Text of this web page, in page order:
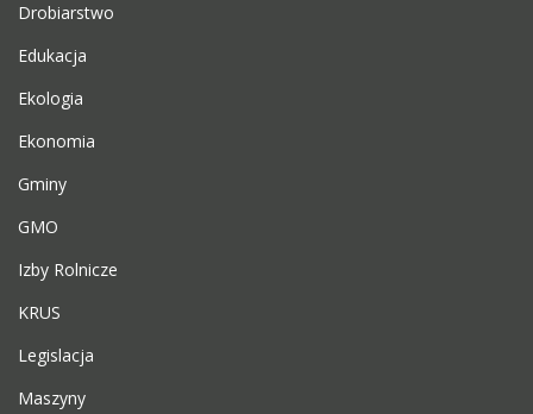
Drobiarstwo
Edukacja
Ekologia
Ekonomia
Gminy
GMO
Izby Rolnicze
KRUS
Legislacja
Maszyny